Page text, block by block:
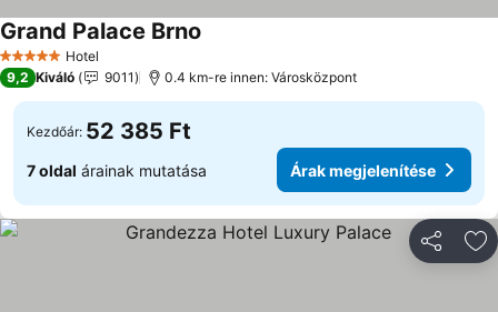
5 KategóriaHotel
Grand Palace Brno
9,2 Kiváló 9011 0.4 km-re innen: Városközpont
Kezdőár: 52 385 Ft
7 oldal árainak mutatása Árak megjelenítése